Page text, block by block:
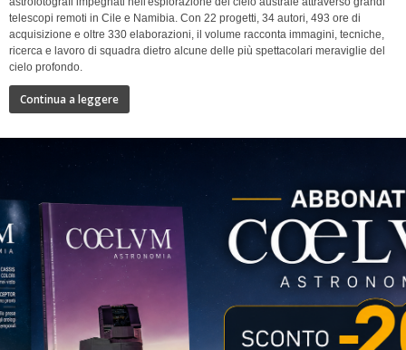
telescopi remoti in Cile e Namibia. Con 22 progetti, 34 autori, 493 ore di
acquisizione e oltre 330 elaborazioni, il volume racconta immagini, tecniche,
ricerca e lavoro di squadra dietro alcune delle più spettacolari meraviglie del
cielo profondo.
Continua a leggere